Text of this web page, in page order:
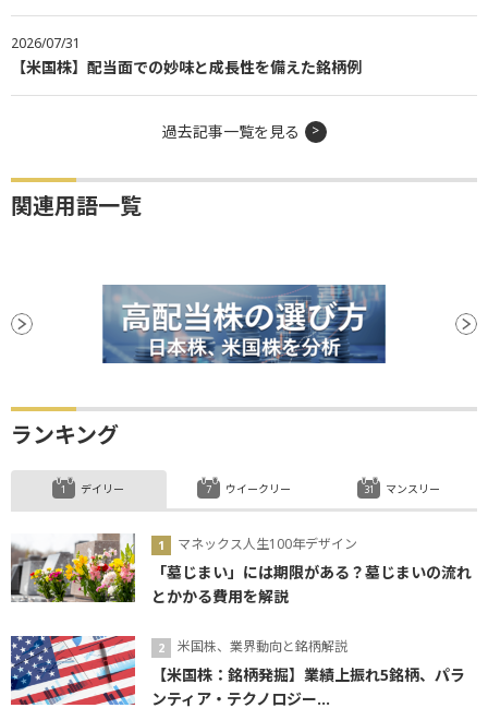
2026/07/31
【米国株】配当面での妙味と成長性を備えた銘柄例
過去記事一覧を見る
関連用語一覧
ランキング
デイリー
マネックス人生100年デザイン
「墓じまい」には期限がある？墓じまいの流れ
とかかる費用を解説
米国株、業界動向と銘柄解説
【米国株：銘柄発掘】業績上振れ5銘柄、パラ
ンティア・テクノロジー...
ウイークリー マンスリー